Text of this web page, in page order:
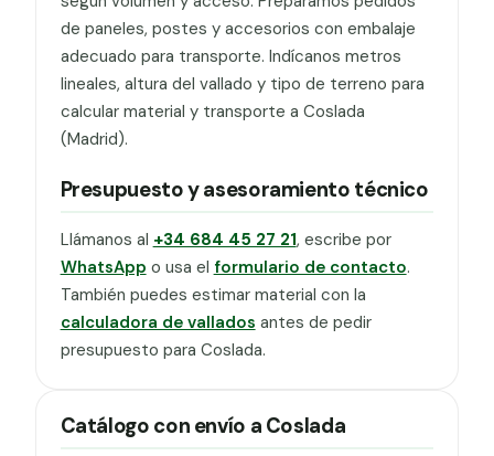
de paneles, postes y accesorios con embalaje
adecuado para transporte. Indícanos metros
lineales, altura del vallado y tipo de terreno para
calcular material y transporte a Coslada
(Madrid).
Presupuesto y asesoramiento técnico
Llámanos al +34 684 45 27 21, escribe por
WhatsApp o usa el formulario de contacto.
También puedes estimar material con la
calculadora de vallados antes de pedir
presupuesto para Coslada.
Catálogo con envío a Coslada